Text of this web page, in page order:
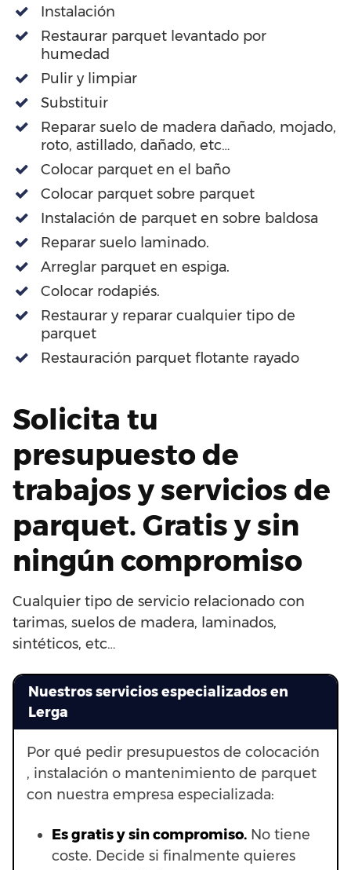
Instalación
Restaurar parquet levantado por
humedad
Pulir y limpiar
Substituir
Reparar suelo de madera dañado, mojado,
roto, astillado, dañado, etc…
Colocar parquet en el baño
Colocar parquet sobre parquet
Instalación de parquet en sobre baldosa
Reparar suelo laminado.
Arreglar parquet en espiga.
Colocar rodapiés.
Restaurar y reparar cualquier tipo de
parquet
Restauración parquet flotante rayado
Solicita tu
presupuesto de
trabajos y servicios de
parquet. Gratis y sin
ningún compromiso
Cualquier tipo de servicio relacionado con
tarimas, suelos de madera, laminados,
sintéticos, etc…
Nuestros servicios especializados en
Lerga
Por qué pedir presupuestos de colocación
, instalación o mantenimiento de parquet
con nuestra empresa especializada:
Es gratis y sin compromiso. No tiene
coste. Decide si finalmente quieres